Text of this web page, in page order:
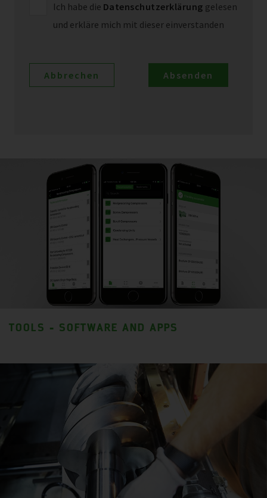
Ich habe die Datenschutzerklärung gelesen
und erkläre mich mit dieser einverstanden
TOOLS - SOFTWARE AND APPS